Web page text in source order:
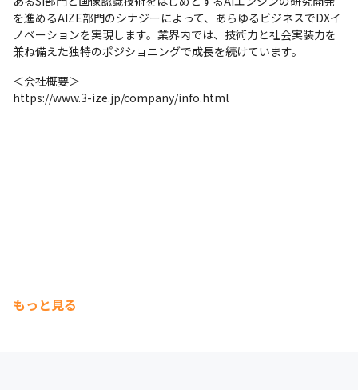
を進めるAIZE部門のシナジーによって、あらゆるビジネスでDXイ
ノベーションを実現します。業界内では、技術力と社会実装力を
兼ね備えた独特のポジショニングで成長を続けています。
＜会社概要＞
https://www.3-ize.jp/company/info.html
もっと見る